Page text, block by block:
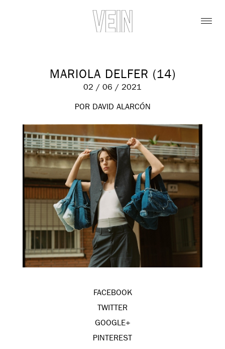
MARIOLA DELFER (14)
02 / 06 / 2021
POR DAVID ALARCÓN
FACEBOOK
TWITTER
GOOGLE+
PINTEREST